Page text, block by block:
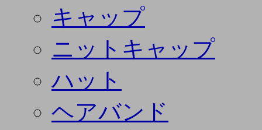
キャップ
ニットキャップ
ハット
ヘアバンド